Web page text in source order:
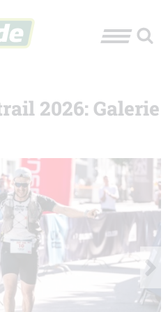
2026: Galerie